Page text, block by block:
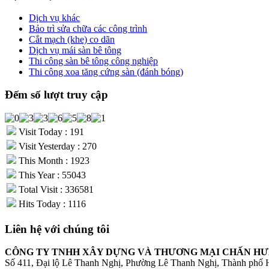
Dịch vụ khác
Bảo trì sửa chữa các công trình
Cắt mạch (khe) co dãn
Dịch vụ mái sàn bê tông
Thi công sàn bê tông công nghiệp
Thi công xoa tăng cứng sàn (đánh bóng)
Đếm số lượt truy cập
Visit Today : 191
Visit Yesterday : 270
This Month : 1923
This Year : 55043
Total Visit : 336581
Hits Today : 1116
Liên hệ với chúng tôi
CÔNG TY TNHH XÂY DỰNG VÀ THƯƠNG MẠI CHẤN
Số 411, Đại lộ Lê Thanh Nghị, Phường Lê Thanh Nghị, Thành phố